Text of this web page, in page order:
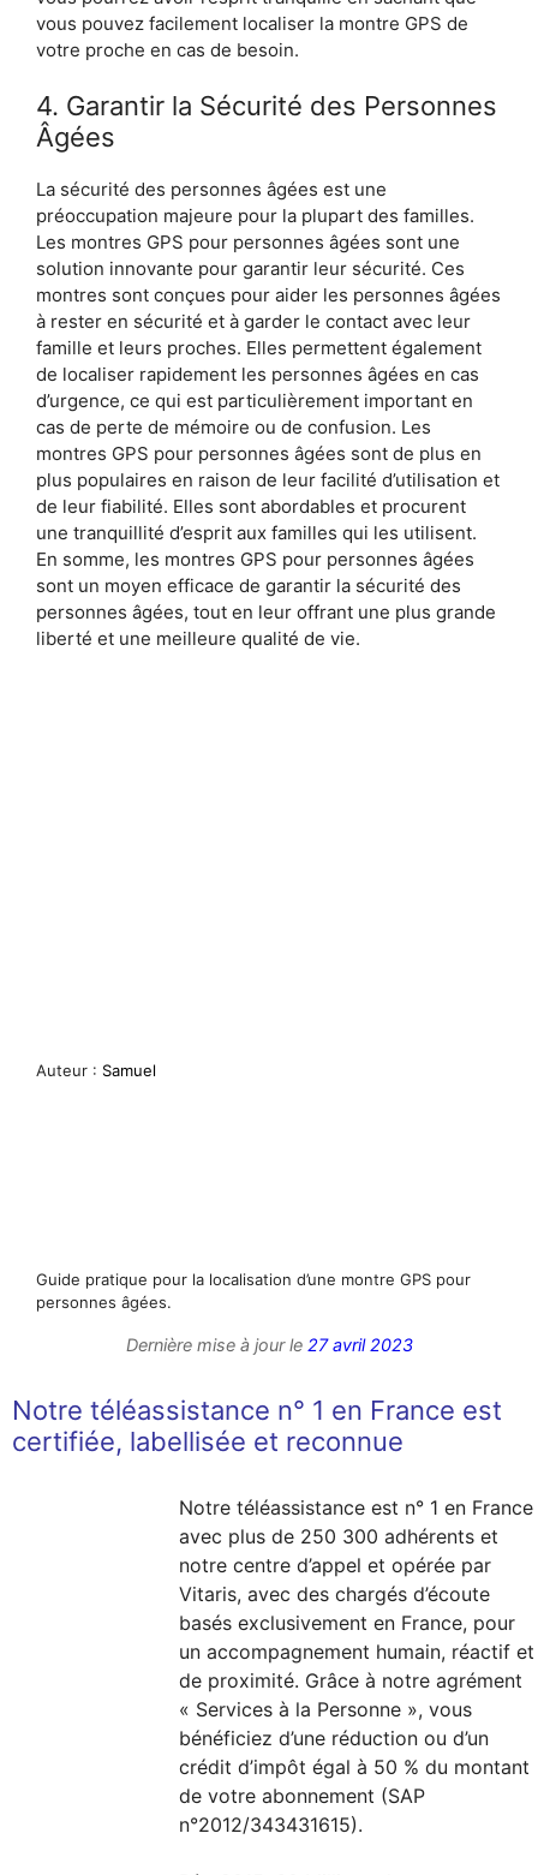
vous pouvez facilement localiser la montre GPS de
votre proche en cas de besoin.
4. Garantir la Sécurité des Personnes
Âgées
La sécurité des personnes âgées est une
préoccupation majeure pour la plupart des familles.
Les montres GPS pour personnes âgées sont une
solution innovante pour garantir leur sécurité. Ces
montres sont conçues pour aider les personnes âgées
à rester en sécurité et à garder le contact avec leur
famille et leurs proches. Elles permettent également
de localiser rapidement les personnes âgées en cas
d’urgence, ce qui est particulièrement important en
cas de perte de mémoire ou de confusion. Les
montres GPS pour personnes âgées sont de plus en
plus populaires en raison de leur facilité d’utilisation et
de leur fiabilité. Elles sont abordables et procurent
une tranquillité d’esprit aux familles qui les utilisent.
En somme, les montres GPS pour personnes âgées
sont un moyen efficace de garantir la sécurité des
personnes âgées, tout en leur offrant une plus grande
liberté et une meilleure qualité de vie.
Auteur : Samuel
Guide pratique pour la localisation d’une montre GPS pour
personnes âgées.
Dernière mise à jour le 27 avril 2023
Notre téléassistance n° 1 en France est
certifiée, labellisée et reconnue
Notre téléassistance est n° 1 en France
avec plus de 250 300 adhérents et
notre centre d’appel et opérée par
Vitaris, avec des chargés d’écoute
basés exclusivement en France, pour
un accompagnement humain, réactif et
de proximité. Grâce à notre agrément
« Services à la Personne », vous
bénéficiez d’une réduction ou d’un
crédit d’impôt égal à 50 % du montant
de votre abonnement (SAP
n°2012/343431615).